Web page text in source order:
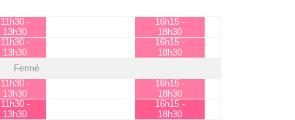
11h30 -
13h30
16h15 -
18h30
11h30 -
13h30
16h15 -
18h30
Fermé
11h30 -
13h30
16h15 -
18h30
11h30 -
13h30
16h15 -
18h30